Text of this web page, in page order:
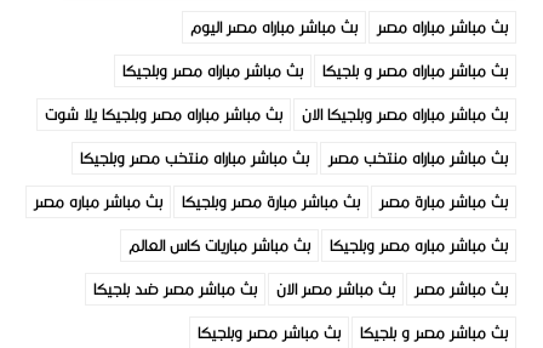
بث مباشر مباراه مصر
بث مباشر مباراه مصر اليوم
بث مباشر مباراه مصر و بلجيكا
بث مباشر مباراه مصر وبلجيكا
بث مباشر مباراه مصر وبلجيكا الان
بث مباشر مباراه مصر وبلجيكا يلا شوت
بث مباشر مباراه منتخب مصر
بث مباشر مباراه منتخب مصر وبلجيكا
بث مباشر مبارة مصر
بث مباشر مبارة مصر وبلجيكا
بث مباشر مباره مصر
بث مباشر مباره مصر وبلجيكا
بث مباشر مباريات كاس العالم
بث مباشر مصر
بث مباشر مصر الان
بث مباشر مصر ضد بلجيكا
بث مباشر مصر و بلجيكا
بث مباشر مصر وبلجيكا